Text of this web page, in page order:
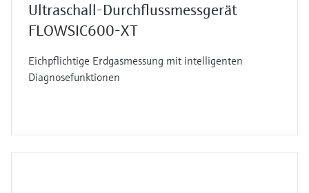
Ultraschall-Durchflussmessgerät
FLOWSIC600-XT
Eichpflichtige Erdgasmessung mit intelligenten
Diagnosefunktionen